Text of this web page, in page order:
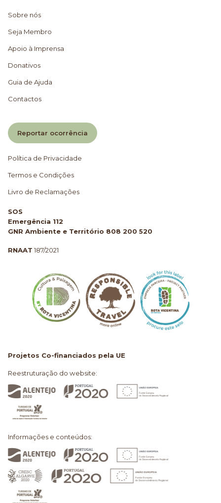
Sobre nós
Seja Membro
Apoio à Imprensa
Donativos
Guia de Ajuda
Contactos
Reportar ocorrência
Política de Privacidade
Termos e Condições
Livro de Reclamações
SOS
Emergência 112
GNR Ambiente e Território 808 200 520
RNAAT 187/2021
Projetos Co-financiados pela UE
Reestruturação do website:
Informações e conteúdos: